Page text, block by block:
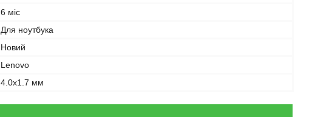
6 міс
Для ноутбука
Новий
Lenovo
4.0x1.7 мм